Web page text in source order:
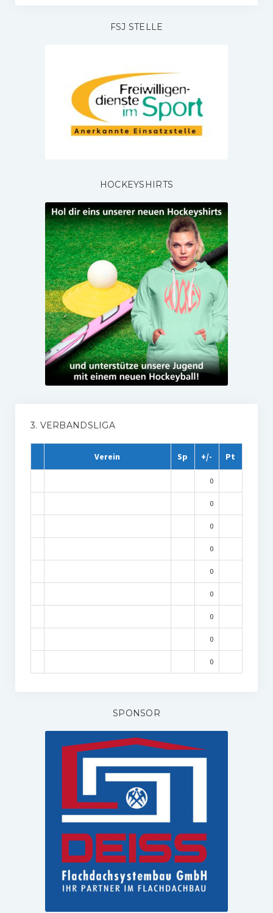
FSJ STELLE
HOCKEYSHIRTS
3. VERBANDSLIGA
Verein Sp +/- Pt
0
0
0
0
0
0
0
0
0
SPONSOR